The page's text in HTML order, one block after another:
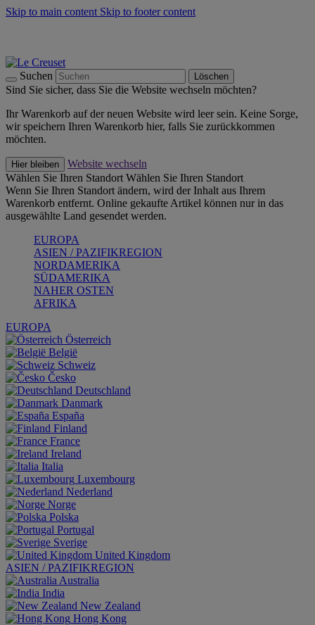
Skip to main content Skip to footer content
Suchen Löschen
Sind Sie sicher, dass Sie die Website wechseln möchten?
Ihr Warenkorb auf der neuen Website wird leer sein. Keine Sorge,
wir speichern Ihren Warenkorb hier, falls Sie zurückkommen
möchten.
Hier bleiben
Website wechseln
Wählen Sie Ihren Standort Wählen Sie Ihren Standort
Wenn Sie Ihren Standort ändern, wird der Inhalt aus Ihrem
Warenkorb entfernt. Online gekaufte Artikel können nur in das
ausgewählte Land gesendet werden.
EUROPA
ASIEN / PAZIFIKREGION
NORDAMERIKA
SÜDAMERIKA
NAHER OSTEN
AFRIKA
EUROPA
Österreich
België
Schweiz
Česko
Deutschland
Danmark
España
Finland
France
Ireland
Italia
Luxembourg
Nederland
Norge
Polska
Portugal
Sverige
United Kingdom
ASIEN / PAZIFIKREGION
Australia
India
New Zealand
Hong Kong